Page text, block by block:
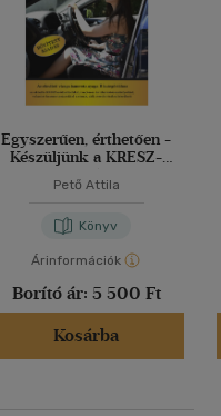
Egyszerűen, érthetően -
Készüljünk a KRESZ-
vizsgára!
Pető Attila
Könyv
Árinformációk
Borító ár: 5 500 Ft
Kosárba